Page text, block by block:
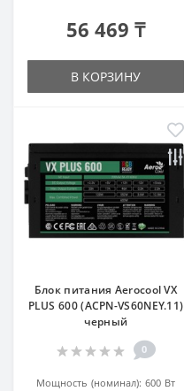
56 469 ₸
В КОРЗИНУ
Блок питания Aerocool VX
PLUS 600 (ACPN-VS60NEY.11)
черный
0
Мощность (номинал): 600 Вт